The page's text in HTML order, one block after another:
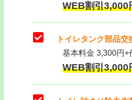
WEB割引
トイレタンク部品
基本料金 3,300円+
WEB割引